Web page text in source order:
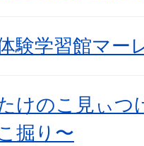
験学習館マー
けのこ見ぃつ
掘り〜